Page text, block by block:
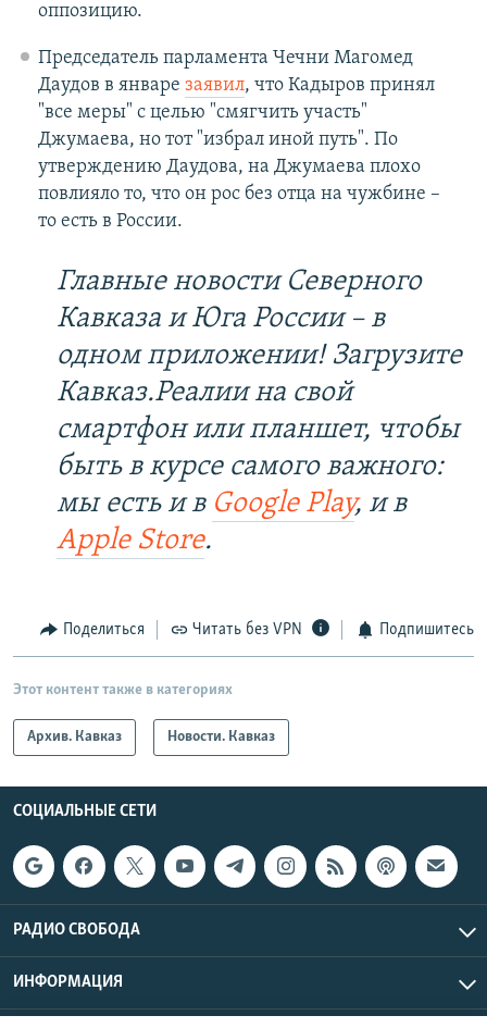
оппозицию.
Председатель парламента Чечни Магомед
Даудов в январе заявил, что Кадыров принял
"все меры" с целью "смягчить участь"
Джумаева, но тот "избрал иной путь". По
утверждению Даудова, на Джумаева плохо
повлияло то, что он рос без отца на чужбине –
то есть в России.
Главные новости Северного
Кавказа и Юга России – в
одном приложении! Загрузите
Кавказ.Реалии на свой
смартфон или планшет, чтобы
быть в курсе самого важного:
мы есть и в Google Play, и в
Apple Store.
Поделиться Читать без VPN Подпишитесь
Этот контент также в категориях
Архив. Кавказ Новости. Кавказ
СОЦИАЛЬНЫЕ СЕТИ
РАДИО СВОБОДА
ИНФОРМАЦИЯ